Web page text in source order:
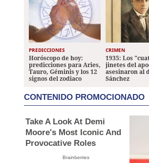
PREDICCIONES
Horóscopo de hoy:
predicciones para Aries,
Tauro, Géminis y los 12
signos del zodiaco
CRIMEN
1935: Los
jinetes del
asesinaron al
Sánchez
CONTENIDO PROMOCIONADO
Take A Look At Demi
Moore's Most Iconic And
Provocative Roles
Brainberries